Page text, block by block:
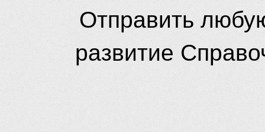
Отправить
развитие